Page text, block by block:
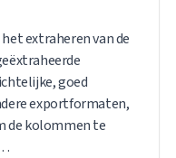
extraheren van de
goed
exportformaten,
de kolommen te